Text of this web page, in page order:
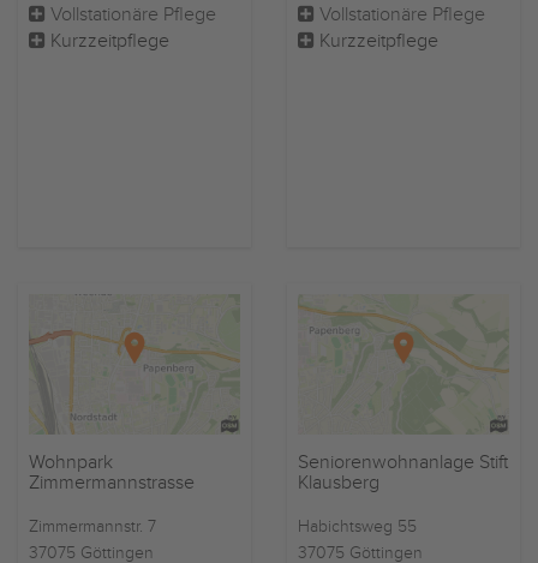
Vollstationäre Pflege
Kurzzeitpflege
Vollstationäre Pflege
Kurzzeitpflege
Wohnpark
Zimmermannstrasse
Zimmermannstr. 7
37075 Göttingen
Seniorenwohnanlage Stift
Klausberg
Habichtsweg 55
37075 Göttingen